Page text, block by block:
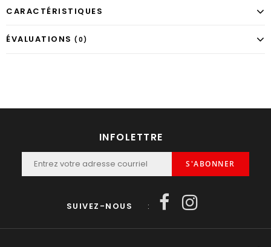
CARACTÉRISTIQUES
ÉVALUATIONS (0)
INFOLETTRE
S'ABONNER
SUIVEZ-NOUS :